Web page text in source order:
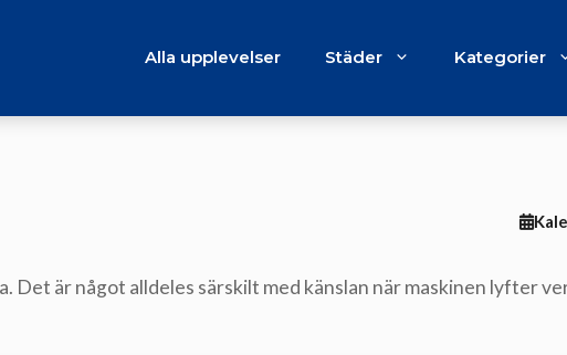
Alla upplevelser Städer Kategorier
Det är något alldeles särskilt med känslan när maskinen lyfter